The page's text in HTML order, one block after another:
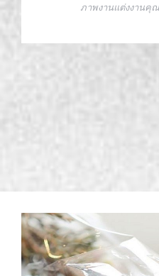
ภาพงานแต่งงานคุ